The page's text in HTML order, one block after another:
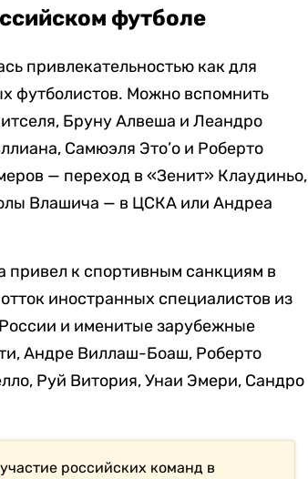
футболе
привлекательностью как для
футболистов. Можно вспомнить
Бруну Алвеша и Леандро
Самюэля Это’о и Роберто
— переход в «Зенит» Клаудиньо,
Влашича — в ЦСКА или Андреа
привел к спортивным санкциям в
иностранных специалистов из
и именитые зарубежные
Андре Виллаш-Боаш, Роберто
Руй Витория, Унаи Эмери, Сандро
участие российских команд в